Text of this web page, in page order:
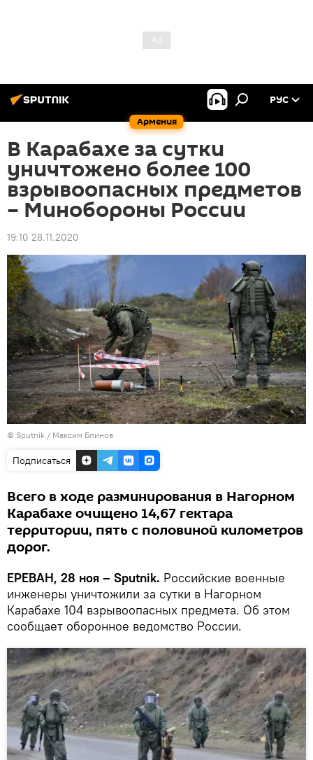
Армения
РУС
В Карабахе за сутки
уничтожено более 100
взрывоопасных предметов
– Минобороны России
19:10 28.11.2020
© Sputnik / Максим Блинов
Подписаться
Всего в ходе разминирования в Нагорном
Карабахе очищено 14,67 гектара
территории, пять с половиной километров
дорог.
ЕРЕВАН, 28 ноя – Sputnik. Российские военные
инженеры уничтожили за сутки в Нагорном
Карабахе 104 взрывоопасных предмета. Об этом
сообщает оборонное ведомство России.